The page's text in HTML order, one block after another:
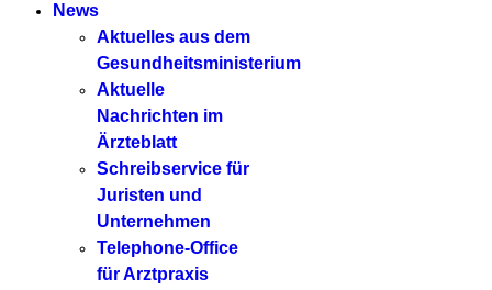
News
Aktuelles aus dem
Gesundheitsministerium
Aktuelle
Nachrichten im
Ärzteblatt
Schreibservice für
Juristen und
Unternehmen
Telephone-Office
für Arztpraxis